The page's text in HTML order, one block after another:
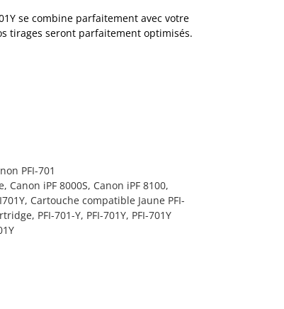
se combine parfaitement avec votre
tirages seront parfaitement optimisés.
PFI-701
, Canon iPF 8000S, Canon iPF 8100,
, Cartouche compatible Jaune PFI-
, PFI-701-Y, PFI-701Y, PFI-701Y